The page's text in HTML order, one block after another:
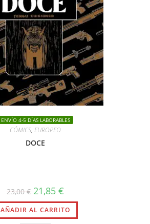
ENVÍO 4-5 DÍAS LABORABLES
CÓMICS, EUROPEO
DOCE
23,00€ El
precio
original
era:
23,00 €.
21,85 €
actual
es:
21,85 €.
AÑADIR AL CARRITO